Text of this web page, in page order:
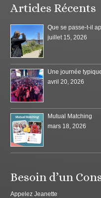
Articles Récents
Que se passe-t-il
juillet 15, 2026
Une journée
avril 20, 2026
Mutual Matching
mars 18, 2026
Besoin d’un
Appelez Jeanette